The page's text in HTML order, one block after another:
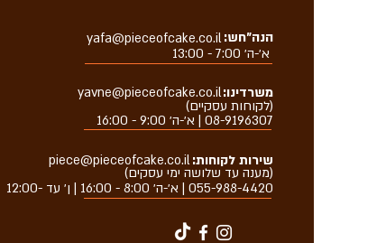
הנה״חש:yafa@pieceofcake.co.il
א׳-ה׳ 7:00 - 13:00
(לקוחות עסקיים)
משרדינו:yavne@pieceofcake.co.il
08-9196307 | א׳-ה׳ 9:00 - 16:00
שירות לקוחות:piece@pieceofcake.co.il
055-988-4420| א׳-ה׳ 8:00 - 16:00 | ן׳ עד -12:00
(מענה עד שלושה ימי עסקים)